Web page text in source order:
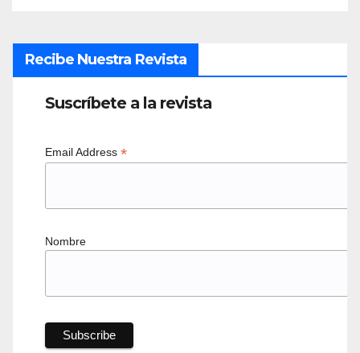
Recibe Nuestra Revista
Suscríbete a la revista
Email Address *
Nombre